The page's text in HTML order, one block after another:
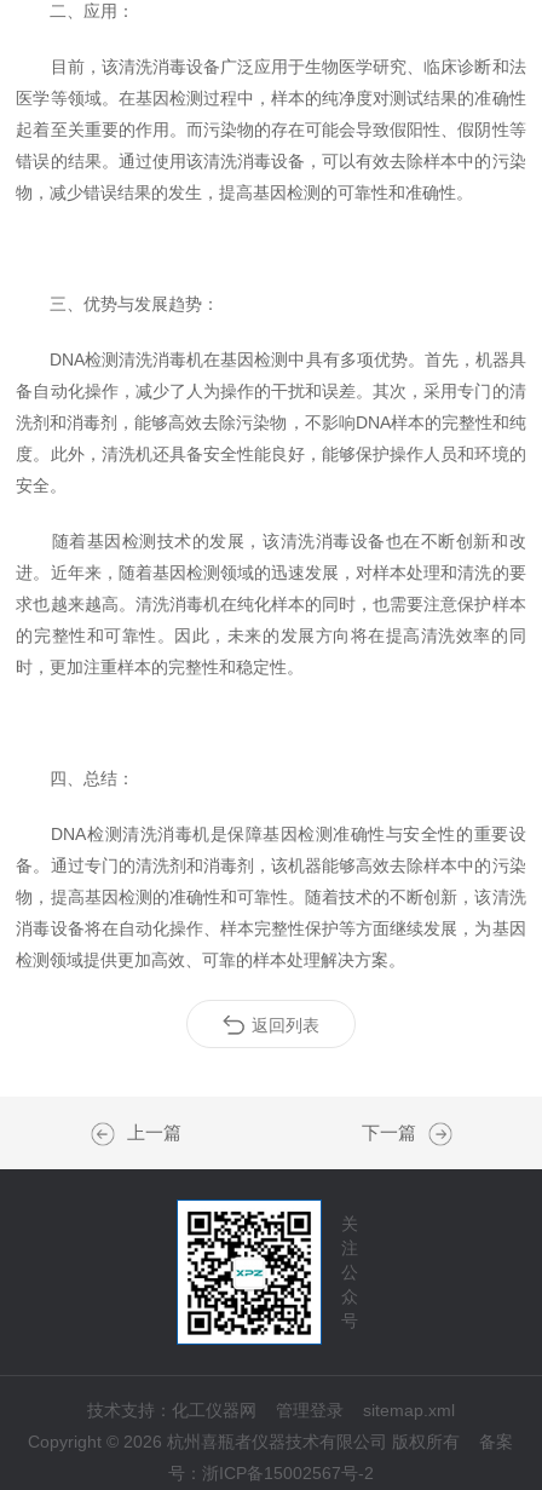
二、应用：
目前，该清洗消毒设备广泛应用于生物医学研究、临床诊断和法
医学等领域。在基因检测过程中，样本的纯净度对测试结果的准确性
起着至关重要的作用。而污染物的存在可能会导致假阳性、假阴性等
错误的结果。通过使用该清洗消毒设备，可以有效去除样本中的污染
物，减少错误结果的发生，提高基因检测的可靠性和准确性。
三、优势与发展趋势：
DNA检测清洗消毒机在基因检测中具有多项优势。首先，机器具
备自动化操作，减少了人为操作的干扰和误差。其次，采用专门的清
洗剂和消毒剂，能够高效去除污染物，不影响DNA样本的完整性和纯
度。此外，清洗机还具备安全性能良好，能够保护操作人员和环境的
安全。
随着基因检测技术的发展，该清洗消毒设备也在不断创新和改
进。近年来，随着基因检测领域的迅速发展，对样本处理和清洗的要
求也越来越高。清洗消毒机在纯化样本的同时，也需要注意保护样本
的完整性和可靠性。因此，未来的发展方向将在提高清洗效率的同
时，更加注重样本的完整性和稳定性。
四、总结：
DNA检测清洗消毒机是保障基因检测准确性与安全性的重要设
备。通过专门的清洗剂和消毒剂，该机器能够高效去除样本中的污染
物，提高基因检测的准确性和可靠性。随着技术的不断创新，该清洗
消毒设备将在自动化操作、样本完整性保护等方面继续发展，为基因
检测领域提供更加高效、可靠的样本处理解决方案。
返回列表
上一篇 下一篇
关
注
公
众
号
技术支持： 化工仪器网 管理登录
sitemap.xml
Copyright © 2026 杭州喜瓶者仪器技术有限公司 版权所有 备案
号： 浙ICP备15002567号-2